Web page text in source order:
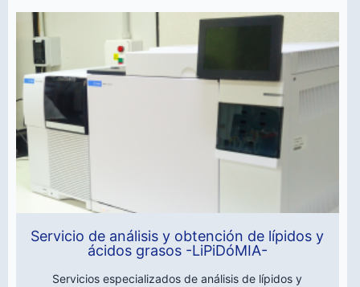
Servicio de análisis y obtención de lípidos y
ácidos grasos -LiPiDóMIA-
Servicios especializados de análisis de lípidos y